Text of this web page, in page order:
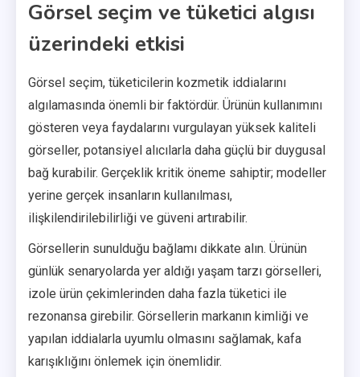
Görsel seçim ve tüketici algısı
üzerindeki etkisi
Görsel seçim, tüketicilerin kozmetik iddialarını
algılamasında önemli bir faktördür. Ürünün kullanımını
gösteren veya faydalarını vurgulayan yüksek kaliteli
görseller, potansiyel alıcılarla daha güçlü bir duygusal
bağ kurabilir. Gerçeklik kritik öneme sahiptir; modeller
yerine gerçek insanların kullanılması,
ilişkilendirilebilirliği ve güveni artırabilir.
Görsellerin sunulduğu bağlamı dikkate alın. Ürünün
günlük senaryolarda yer aldığı yaşam tarzı görselleri,
izole ürün çekimlerinden daha fazla tüketici ile
rezonansa girebilir. Görsellerin markanın kimliği ve
yapılan iddialarla uyumlu olmasını sağlamak, kafa
karışıklığını önlemek için önemlidir.